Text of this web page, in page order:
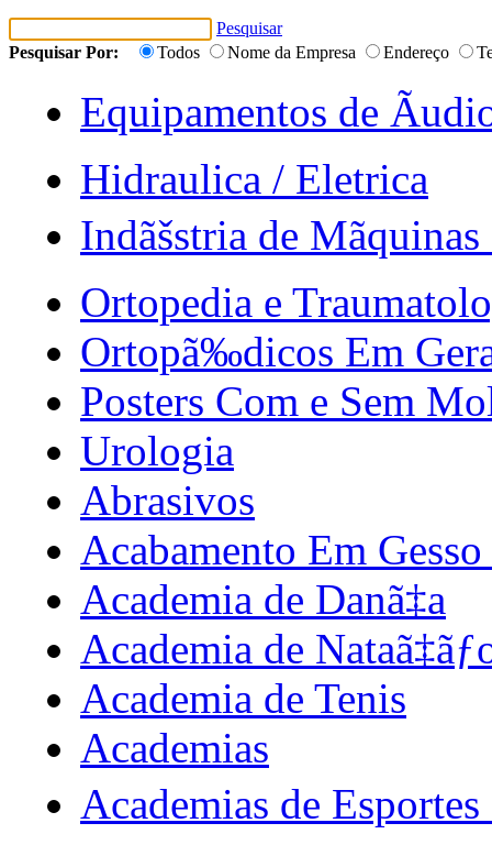
Pesquisar
Pesquisar Por:
Todos Nome da Empresa Endereço
Equipamentos de
Hidraulica / Eletrica
Indãšstria de
Ortopedia e
Ortopã‰dicos Em
Posters Com e Sem
Urologia
Abrasivos
Acabamento Em
Academia de Danã‡a
Academia de
Academia de Tenis
Academias
Academias de Esportes